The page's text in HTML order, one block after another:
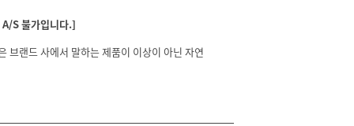
S 불가입니다.]
브랜드 사에서 말하는 제품이 이상이 아닌 자연